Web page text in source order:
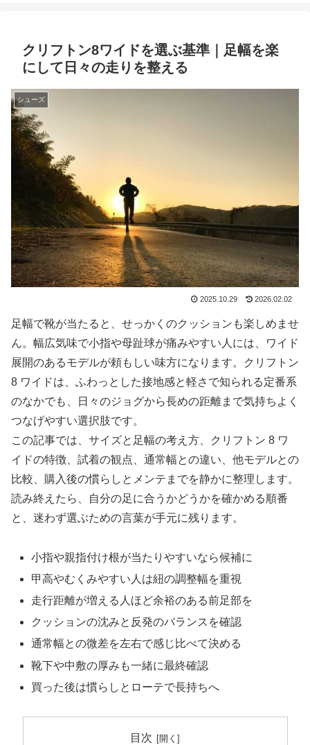
クリフトン8ワイドを選ぶ基準｜足幅を楽
にして日々の走りを整える
シューズ
2025.10.29 2026.02.02
足幅で靴が当たると、せっかくのクッションも楽しめませ
ん。幅広気味で小指や母趾球が痛みやすい人には、ワイド
展開のあるモデルが頼もしい味方になります。クリフトン
8 ワイドは、ふわっとした接地感と軽さで知られる定番系
のなかでも、日々のジョグから長めの距離まで気持ちよく
つなげやすい選択肢です。
この記事では、サイズと足幅の考え方、クリフトン 8 ワ
イドの特徴、試着の観点、通常幅との違い、他モデルとの
比較、購入後の慣らしとメンテまでを静かに整理します。
読み終えたら、自分の足に合うかどうかを確かめる順番
と、迷わず選ぶための言葉が手元に残ります。
小指や親指付け根が当たりやすいなら候補に
甲高やむくみやすい人は紐の調整幅を重視
走行距離が増える人ほど余裕のある前足部を
クッションの沈みと反発のバランスを確認
通常幅との微差を左右で感じ比べて決める
靴下や中敷の厚みも一緒に最終確認
買った後は慣らしとローテで長持ちへ
目次